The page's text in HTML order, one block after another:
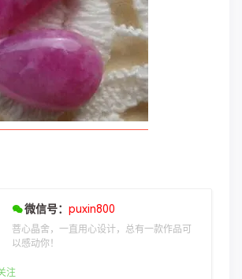
微信号： puxin800
菩心晶舍，一直用心设计，总有一款作品可
以感动你！
注